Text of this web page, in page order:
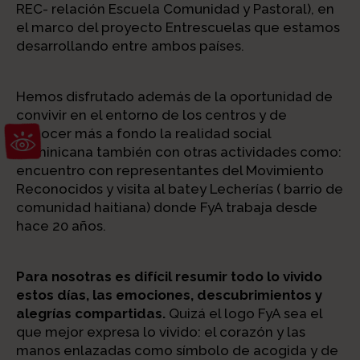
Abrir barra de herramientas
REC- relación Escuela Comunidad y Pastoral), en
el marco del proyecto Entrescuelas que estamos
desarrollando entre ambos países.
Hemos disfrutado además de la oportunidad de
convivir en el entorno de los centros y de
conocer más a fondo la realidad social
dominicana también con otras actividades como:
encuentro con representantes del Movimiento
Reconocidos y visita al batey Lecherías ( barrio de
comunidad haitiana) donde FyA trabaja desde
hace 20 años.
Para nosotras es difícil resumir todo lo vivido
estos días, las emociones, descubrimientos y
alegrías compartidas. Quizá el logo FyA sea el
que mejor expresa lo vivido: el corazón y las
manos enlazadas como símbolo de acogida y de